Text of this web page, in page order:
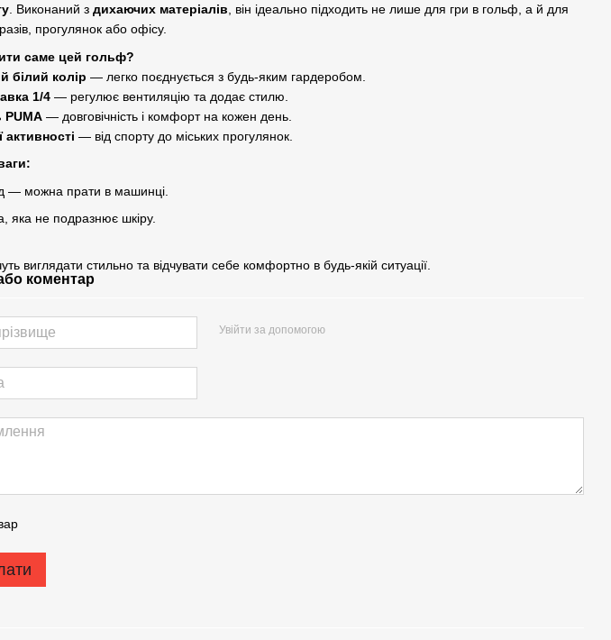
. Виконаний з дихаючих матеріалів, він ідеально підходить не лише для гри в гольф, а й для
прогулянок або офісу.
саме цей гольф?
білий колір — легко поєднується з будь-яким гардеробом.
1/4— регулює вентиляцію та додає стилю.
PUMA— довговічність і комфорт на кожен день.
— від спорту до міських прогулянок.
— можна прати в машинці.
яка не подразнює шкіру.
виглядати стильно та відчувати себе комфортно в будь-якій ситуації.
коментар
Увійти за допомогою